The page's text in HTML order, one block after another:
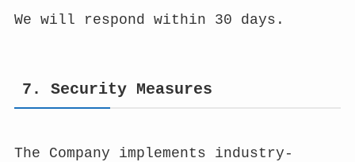
We will respond within 30 days.
7. Security Measures
The Company implements industry-